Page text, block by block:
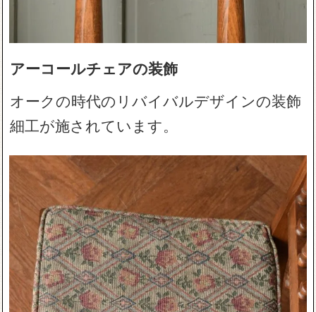
アーコールチェアの装飾
オークの時代のリバイバルデザインの装飾
細工が施されています。